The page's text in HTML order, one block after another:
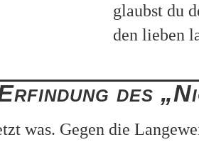
glaubst du
den lieben
des
was. Gegen die